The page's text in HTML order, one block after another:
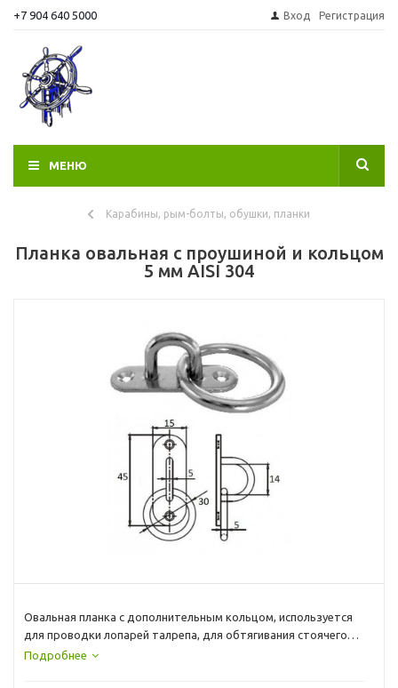
+7 904 640 5000 Вход Регистрация
МЕНЮ
Карабины, рым-болты, обушки, планки
Планка овальная с проушиной и кольцом
5 мм AISI 304
Овальная планка с дополнительным кольцом, используется
для проводки лопарей талрепа, для обтягивания стоячего
такелажа или крепления иных конструкций в судостроение.
Подробнее